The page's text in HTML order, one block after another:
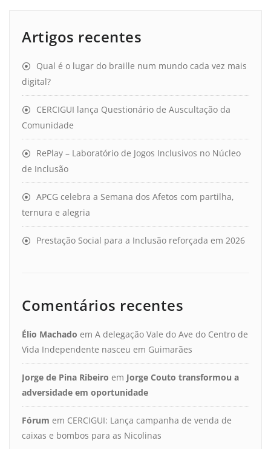
Artigos recentes
Qual é o lugar do braille num mundo cada vez mais
digital?
CERCIGUI lança Questionário de Auscultação da
Comunidade
RePlay – Laboratório de Jogos Inclusivos no Núcleo
de Inclusão
APCG celebra a Semana dos Afetos com partilha,
ternura e alegria
Prestação Social para a Inclusão reforçada em 2026
Comentários recentes
Élio Machado em A delegação Vale do Ave do Centro de
Vida Independente nasceu em Guimarães
Jorge de Pina Ribeiro em Jorge Couto transformou a
adversidade em oportunidade
Fórum em CERCIGUI: Lança campanha de venda de
caixas e bombos para as Nicolinas